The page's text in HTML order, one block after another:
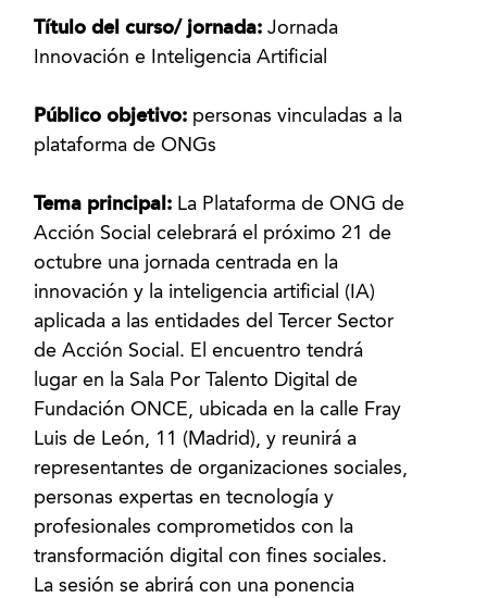
Título del curso/ jornada:Jornada
Innovación e Inteligencia Artificial
Público objetivo: personas vinculadas a la
plataforma de ONGs
Tema principal: La Plataforma de ONG de
Acción Social celebrará el próximo 21 de
octubre una jornada centrada en la
innovación y la inteligencia artificial (IA)
aplicada a las entidades del Tercer Sector
de Acción Social. El encuentro tendrá
lugar en la Sala Por Talento Digital de
Fundación ONCE, ubicada en la calle Fray
Luis de León, 11 (Madrid), y reunirá a
representantes de organizaciones sociales,
personas expertas en tecnología y
profesionales comprometidos con la
transformación digital con fines sociales.
La sesión se abrirá con una ponencia